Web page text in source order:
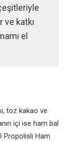
ve katkı
el
toz kakao ve
içi ise ham bal
Propolisli Ham